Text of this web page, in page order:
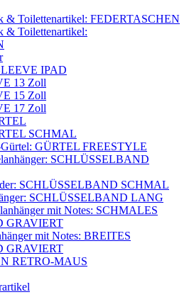
& Toilettenartikel: FEDERTASCHEN
& Toilettenartikel:
IPAD
13 Zoll
15 Zoll
17 Zoll
SCHMAL
GÜRTEL FREESTYLE
SCHLÜSSELBAND
SCHLÜSSELBAND SCHMAL
SCHLÜSSELBAND LANG
mit Notes: SCHMALES
GRAVIERT
mit Notes: BREITES
GRAVIERT
RETRO-MAUS